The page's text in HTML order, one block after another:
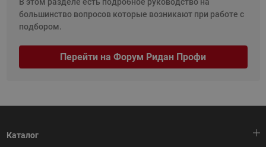
большинство вопросов которые возникают при работе с
подбором.
Перейти на Форум Ридан Профи
Каталог